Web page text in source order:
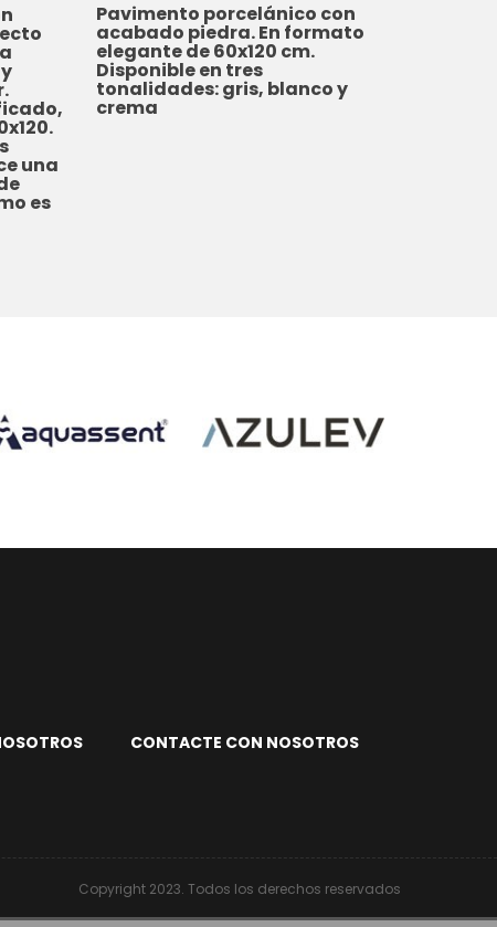
una
es
Pavimento porcelánico con
acabado piedra. En formato
elegante de 60x120 cm.
Disponible en tres
tonalidades: gris, blanco y
crema
CONTACTE CON NOSOTROS
Copyright 2023. Todos los derechos reservados